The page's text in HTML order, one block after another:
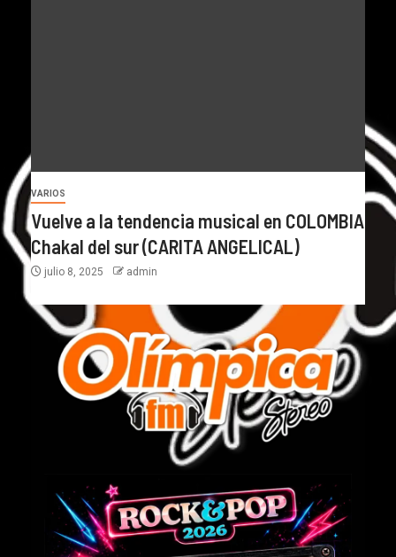
VARIOS
Vuelve a la tendencia musical en COLOMBIA
Chakal del sur (CARITA ANGELICAL)
julio 8, 2025 admin